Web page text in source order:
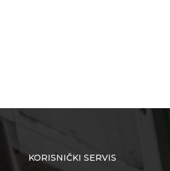
KORISNIČKI SERVIS